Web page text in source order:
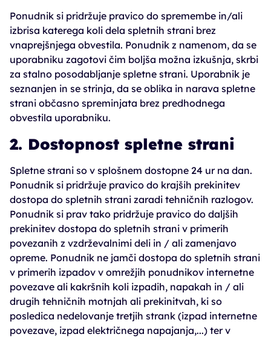
Ponudnik si pridržuje pravico do spremembe in/ali
izbrisa katerega koli dela spletnih strani brez
vnaprejšnjega obvestila. Ponudnik z namenom, da se
uporabniku zagotovi čim boljša možna izkušnja, skrbi
za stalno posodabljanje spletne strani. Uporabnik je
seznanjen in se strinja, da se oblika in narava spletne
strani občasno spreminjata brez predhodnega
obvestila uporabniku.
2. Dostopnost spletne strani
Spletne strani so v splošnem dostopne 24 ur na dan.
Ponudnik si pridržuje pravico do krajših prekinitev
dostopa do spletnih strani zaradi tehničnih razlogov.
Ponudnik si prav tako pridržuje pravico do daljših
prekinitev dostopa do spletnih strani v primerih
povezanih z vzdrževalnimi deli in / ali zamenjavo
opreme. Ponudnik ne jamči dostopa do spletnih strani
v primerih izpadov v omrežjih ponudnikov internetne
povezave ali kakršnih koli izpadih, napakah in / ali
drugih tehničnih motnjah ali prekinitvah, ki so
posledica nedelovanje tretjih strank (izpad internetne
povezave, izpad električnega napajanja,...) ter v